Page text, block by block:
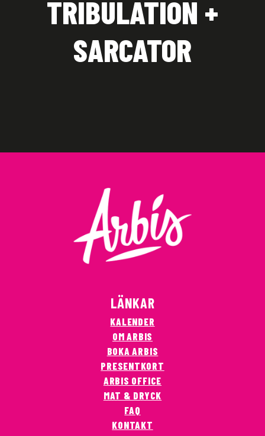
TRIBULATION +
SARCATOR
LÄNKAR
KALENDER
OM ARBIS
BOKA ARBIS
PRESENTKORT
ARBIS OFFICE
MAT & DRYCK
FAQ
KONTAKT